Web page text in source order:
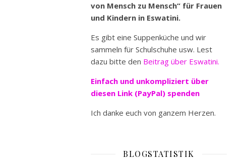
von Mensch zu Mensch“ für Frauen
und Kindern in Eswatini.
Es gibt eine Suppenküche und wir
sammeln für Schulschuhe usw. Lest
dazu bitte den Beitrag über Eswatini.
Einfach und unkompliziert über
diesen Link (PayPal) spenden
Ich danke euch von ganzem Herzen.
BLOGSTATISTIK